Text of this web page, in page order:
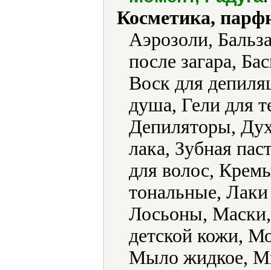
Косметика,
Аэрозоли,
после загара,
Воск для
душа, Гели для
Депиляторы,
лака, Зубная
для волос,
тональные,
Лосьоны,
детской кожи,
Мыло жидкое,